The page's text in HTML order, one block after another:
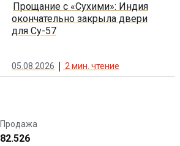
Прощание с «Сухими»: Индия
окончательно закрыла двери
для Су-57
05.08.2026 2мин. чтение
Продажа
82.526